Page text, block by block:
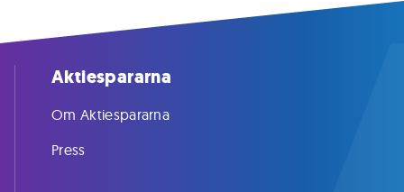
Aktiespararna
Om Aktiespararna
Press